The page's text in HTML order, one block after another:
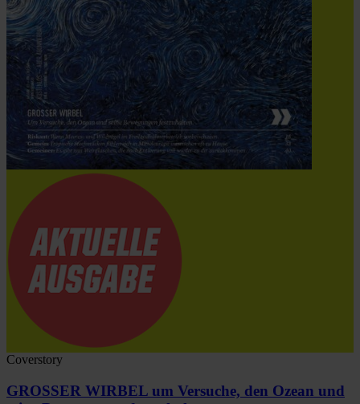
Coverstory
GROSSER WIRBEL um Versuche, den Ozean und